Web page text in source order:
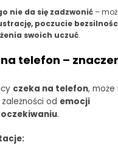
nie da się zadzwonić–
poczucie
swoich uczuć.
telefon –
czeka na telefon, może
od emocji
.